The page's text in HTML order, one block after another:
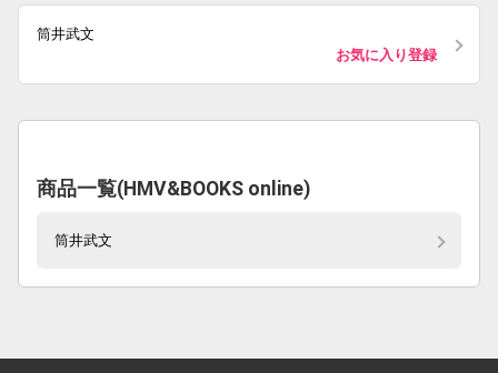
筒井武文
お気に入り登録
商品一覧(HMV&BOOKS online)
筒井武文